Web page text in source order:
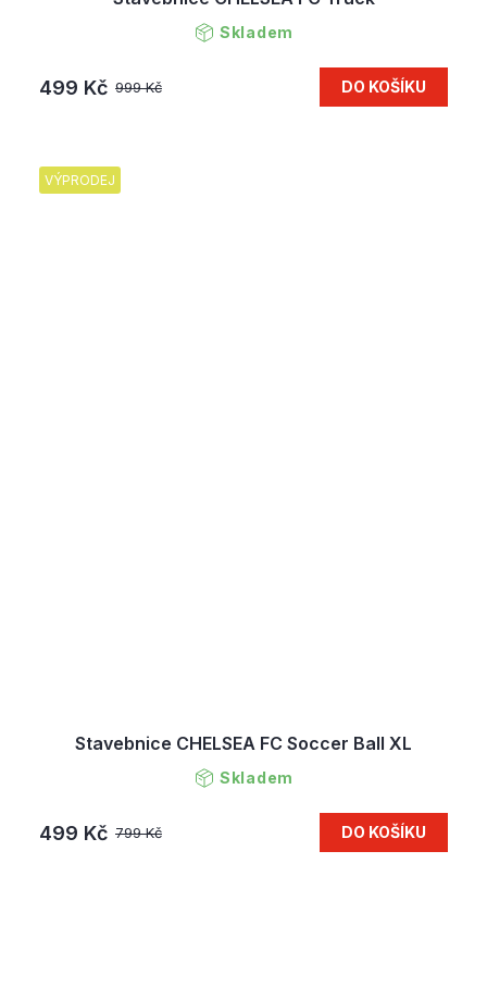
Skladem
999 Kč
499 Kč DO KOŠÍKU
VÝPRODEJ
Stavebnice CHELSEA FC Soccer Ball XL
Skladem
799 Kč
499 Kč DO KOŠÍKU